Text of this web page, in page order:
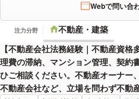
Webで問い合
注力分野
不動産・建築
【不動産会社法務経験｜不動産資
理費の滞納、マンション管理、契約
ひご相談ください。不動産オーナー
不動産会社など、立場を問わず不動